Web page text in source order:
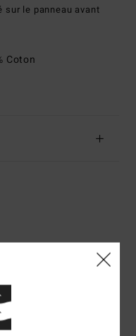
sur le panneau avant
Coton
janvier 2026